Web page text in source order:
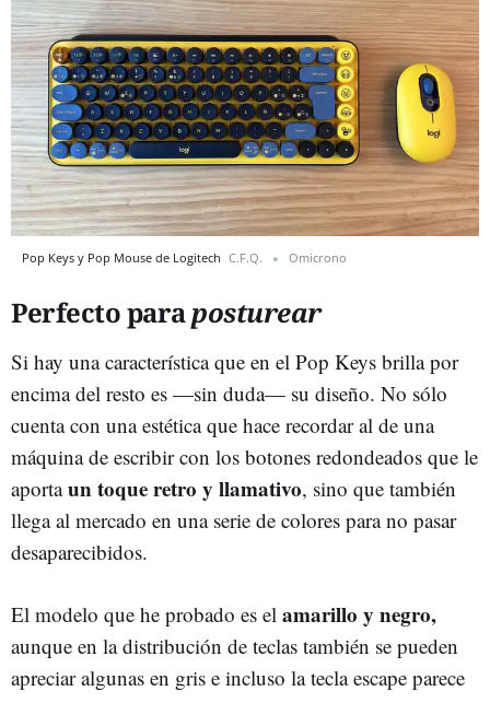
Pop Keys y Pop Mouse de Logitech C.F.Q. Omicrono
Perfecto paraposturear
Si hay una característica que en el Pop Keys brilla por
encima del resto es —sin duda— su diseño. No sólo
cuenta con una estética que hace recordar al de una
máquina de escribir con los botones redondeados que le
aportaun toque retro y llamativo, sino que también
llega al mercado en una serie de colores para no pasar
desaparecibidos.
El modelo que he probado es el amarillo y negro,
aunque en la distribución de teclas también se pueden
apreciar algunas en gris e incluso la tecla escape parece